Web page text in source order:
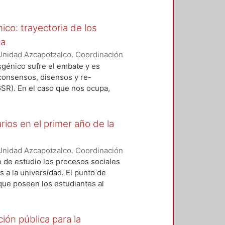
los otros miembros de su
medio ambiente. Asimismo,
sociales involucrados del
de la política de
de los granos GM. De
Aduanero de México (SAM)
de la economía
creación de capacidades
el control del movimiento
trayectoria de los
Azcapotzalco. Coordinación
NAVA, MARCO ANTONIO
sufre el embate y es
disensos y re-
En el caso que nos ocupa,
en el primer año de la
Azcapotzalco. Coordinación
Dominguez, José Luis
estudio los procesos sociales
a la universidad. El punto de
poseen los estudiantes al
llevadas a cabo durante
que conducen a los estudiantes
pública para la